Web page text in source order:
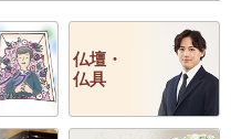
グ
仏壇・
仏具